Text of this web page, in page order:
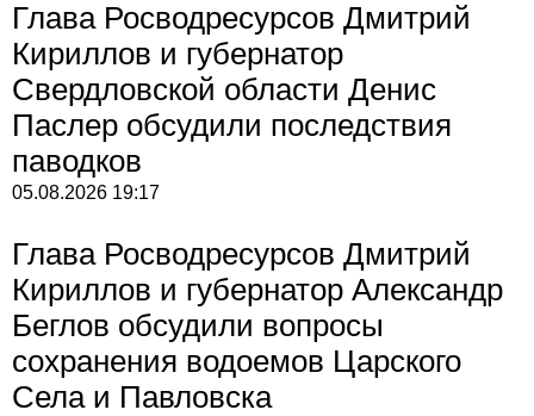
Глава Росводресурсов Дмитрий
Кириллов и губернатор
Свердловской области Денис
Паслер обсудили последствия
паводков
05.08.2026 19:17
Глава Росводресурсов Дмитрий
Кириллов и губернатор Александр
Беглов обсудили вопросы
сохранения водоемов Царского
Села и Павловска